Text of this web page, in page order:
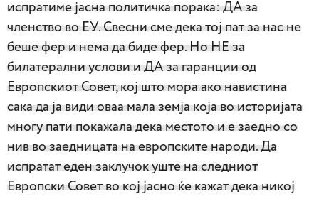
испратиме јасна политичка порака: ДА за
членство во ЕУ. Свесни сме дека тој пат за нас не
беше фер и нема да биде фер. Но НЕ за
билатерални услови и ДА за гаранции од
Европскиот Совет, кој што мора ако навистина
сака да ја види оваа мала земја која во историјата
многу пати покажала дека местото и е заедно со
нив во заедницата на европските народи. Да
испратат еден заклучок уште на следниот
Европски Совет во кој јасно ќе кажат дека никој